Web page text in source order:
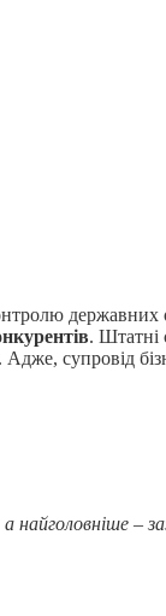
державних
. Штатні
супровід
найголовніше –